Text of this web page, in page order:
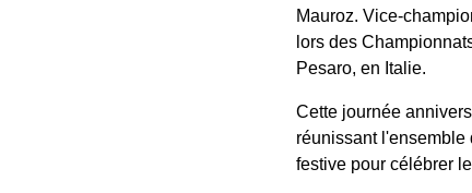
Mauroz. Vice-
lors des
Pesaro, en Italie.
Cette journée
réunissant
festive pour célébrer